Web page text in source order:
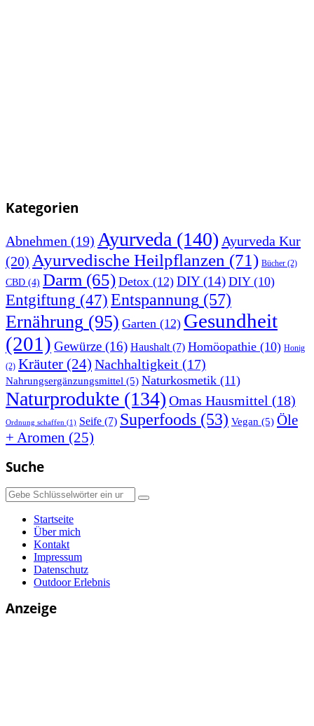
Kategorien
Abnehmen (19) Ayurveda (140) Ayurveda Kur
(20) Ayurvedische Heilpflanzen (71) Bücher (2)
CBD (4) Darm (65) Detox (12) DIY(14) DIY(10)
Entgiftung (47)Entspannung (57)
Ernährung (95) Garten (12) Gesundheit
(201) Gewürze (16) Haushalt(7) Homöopathie (10) Honig
(2) Kräuter (24) Nachhaltigkeit (17)
Nahrungsergänzungsmittel (5) Naturkosmetik (11)
Naturprodukte (134) Omas Hausmittel (18)
Ordnung schaffen (1) Seife (7) Superfoods (53) Vegan (5) Öle
+ Aromen (25)
Suche
Suchen
nach:
Startseite
Über mich
Kontakt
Impressum
Datenschutz
Outdoor Erlebnis
Anzeige